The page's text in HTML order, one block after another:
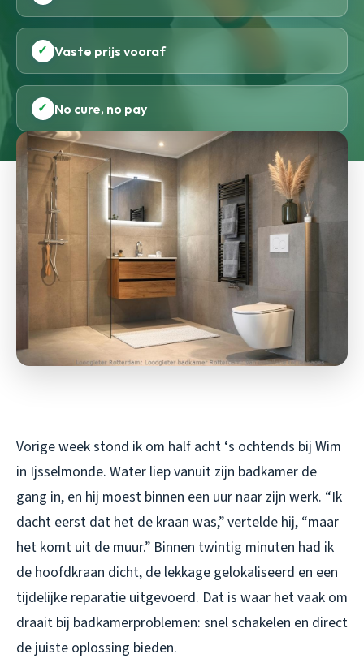
✓ Vaste prijs vooraf
✓ No cure, no pay
Vorige week stond ik om half acht ‘s ochtends bij Wim
in Ijsselmonde. Water liep vanuit zijn badkamer de
gang in, en hij moest binnen een uur naar zijn werk. “Ik
dacht eerst dat het de kraan was,” vertelde hij, “maar
het komt uit de muur.” Binnen twintig minuten had ik
de hoofdkraan dicht, de lekkage gelokaliseerd en een
tijdelijke reparatie uitgevoerd. Dat is waar het vaak om
draait bij badkamerproblemen: snel schakelen en direct
de juiste oplossing bieden.